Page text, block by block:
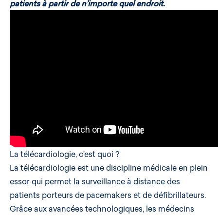
patients à partir de n’importe quel endroit.
La télécardiologie, c’est quoi ?
La télécardiologie est une discipline médicale en plein
essor qui permet la surveillance à distance des
patients porteurs de pacemakers et de défibrillateurs.
Grâce aux avancées technologiques, les médecins